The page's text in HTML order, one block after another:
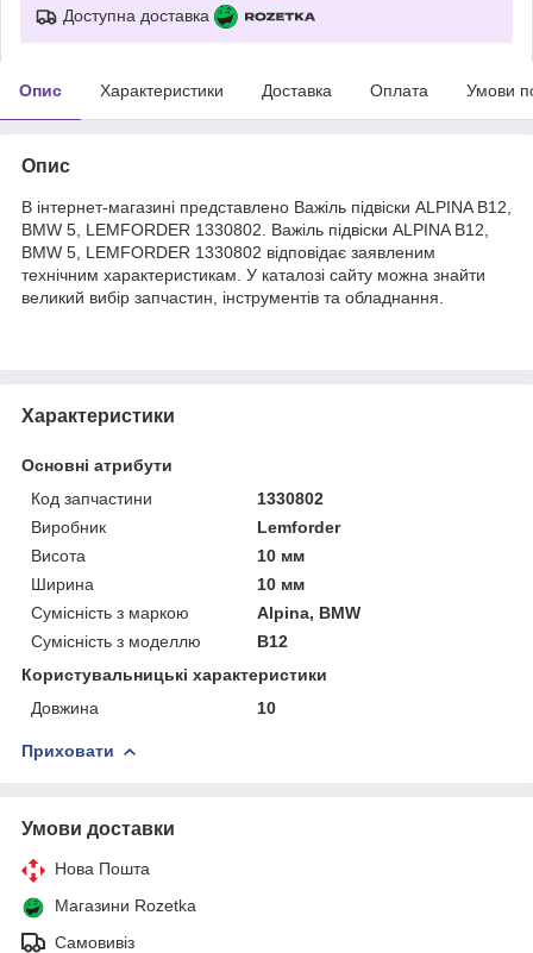
Доступна доставка
Опис Характеристики Доставка Оплата Умови
Опис
В інтернет-магазині представлено Важіль підвіски ALPINA B12,
BMW 5, LEMFORDER 1330802. Важіль підвіски ALPINA B12,
BMW 5, LEMFORDER 1330802 відповідає заявленим
технічним характеристикам. У каталозі сайту можна знайти
великий вибір запчастин, інструментів та обладнання.
Характеристики
Основні атрибути
Код запчастини
1330802
Виробник
Lemforder
Висота
10 мм
Ширина
10 мм
Сумісність з маркою
Alpina, BMW
Сумісність з моделлю
B12
Користувальницькі характеристики
Довжина
10
Приховати
Умови доставки
Нова Пошта
Магазини Rozetka
Самовивіз